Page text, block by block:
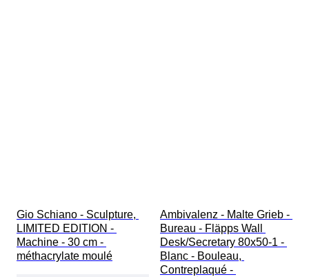
Gio Schiano - Sculpture,
LIMITED EDITION -
Machine - 30 cm -
méthacrylate moulé
Ambivalenz - Malte Grieb -
Bureau - Fläpps Wall
Desk/Secretary 80x50-1 -
Blanc - Bouleau,
Contreplaqué -